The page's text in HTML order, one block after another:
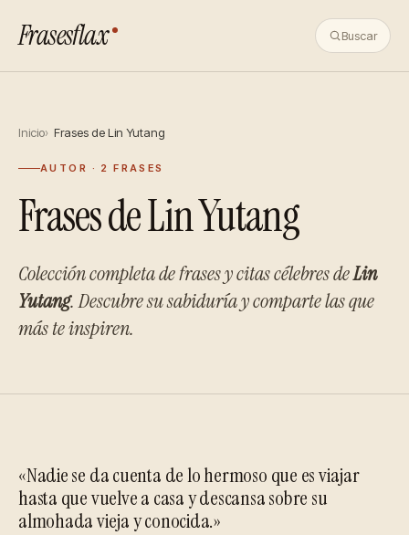
Frasesflax Buscar
Inicio Frases de Lin Yutang
AUTOR · 2 FRASES
Frases de Lin Yutang
Colección completa de frases y citas célebres deLin
Yutang. Descubre su sabiduría y comparte las que
más te inspiren.
«Nadie se da cuenta de lo hermoso que es viajar
hasta que vuelve a casa y descansa sobre su
almohada vieja y conocida.»